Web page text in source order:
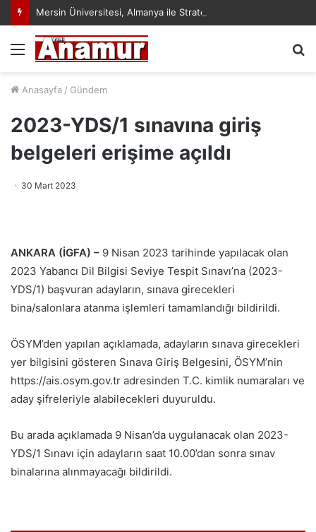
Menü
Anasayfa / Gündem
2023-YDS/1 sınavına giriş
belgeleri erişime açıldı
30 Mart 2023
ANKARA (İGFA) – 9 Nisan 2023 tarihinde yapılacak olan
2023 Yabancı Dil Bilgisi Seviye Tespit Sınavı’na (2023-
YDS/1) başvuran adayların, sınava girecekleri
bina/salonlara atanma işlemleri tamamlandığı bildirildi.
ÖSYM’den yapılan açıklamada, adayların sınava girecekleri
yer bilgisini gösteren Sınava Giriş Belgesini, ÖSYM’nin
https://ais.osym.gov.tr adresinden T.C. kimlik numaraları ve
aday şifreleriyle alabilecekleri duyuruldu.
Bu arada açıklamada 9 Nisan’da uygulanacak olan 2023-
YDS/1 Sınavı için adayların saat 10.00’dan sonra sınav
binalarına alınmayacağı bildirildi.